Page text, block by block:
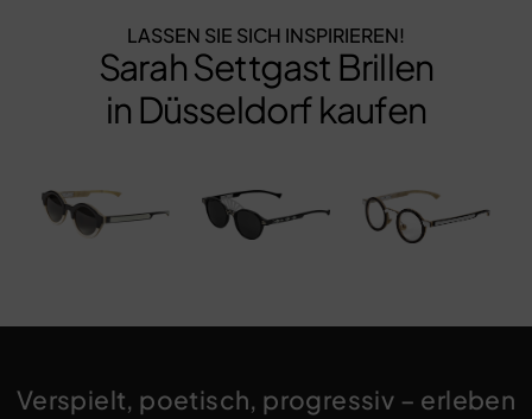
LASSEN SIE SICH INSPIRIEREN!
Sarah Settgast Brillen
in Düsseldorf kaufen
Verspielt, poetisch, progressiv – erleben